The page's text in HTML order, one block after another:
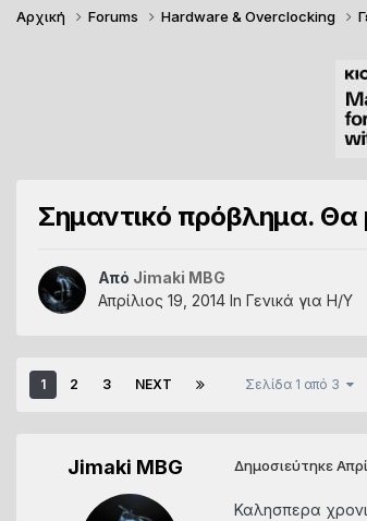
Αρχική Forums Hardware & Overclocking
Σημαντικό πρόβλημα. Θα
Από Jimaki MBG
Απρίλιος 19, 2014 In Γενικά για Η/Υ
1 2 3 NEXT Σελίδα 1 από 3
Jimaki MBG Δημοσιεύτηκε
Καλησπερα